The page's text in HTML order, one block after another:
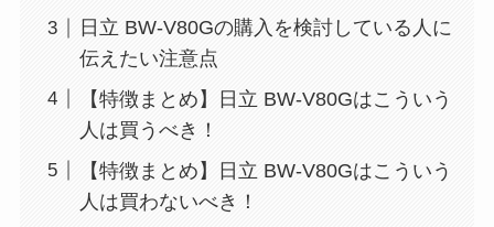
日立 BW-V80Gの購入を検討している人に
伝えたい注意点
【特徴まとめ】日立 BW-V80Gはこういう
人は買うべき！
【特徴まとめ】日立 BW-V80Gはこういう
人は買わないべき！